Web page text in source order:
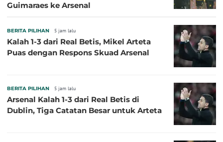
Guimaraes ke Arsenal
BERITA PILIHAN 5 jam lalu
Kalah 1-3 dari Real Betis, Mikel Arteta
Puas dengan Respons Skuad Arsenal
BERITA PILIHAN 5 jam lalu
Arsenal Kalah 1-3 dari Real Betis di
Dublin, Tiga Catatan Besar untuk Arteta